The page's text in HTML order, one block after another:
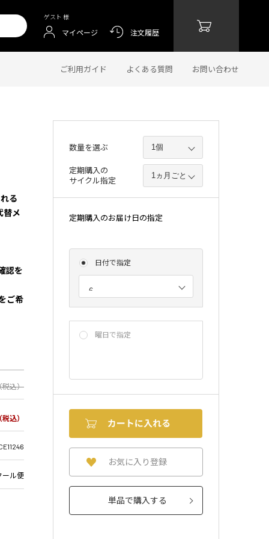
ゲスト 様
マイページ 注文履歴
ご利用ガイド よくある質問 お問い合わせ
る
替メ
認を
ご希
税込）
税込）
ール便
数量を選ぶ
定期購入の
サイクル指定
定期購入のお届け日の指定
日付で指定
曜日で指定
お気に入り登録
単品で購入する